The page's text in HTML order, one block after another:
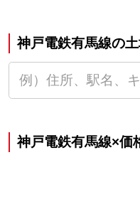
神戸電鉄有馬線の
神戸電鉄有馬線×価